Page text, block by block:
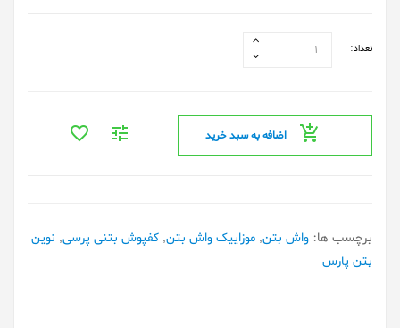
تعداد:
اضافه به سبد خرید
برچسب ها: واش بتن, موزاییک واش بتن, کفپوش بتنی پرسی, نوین
بتن پارس